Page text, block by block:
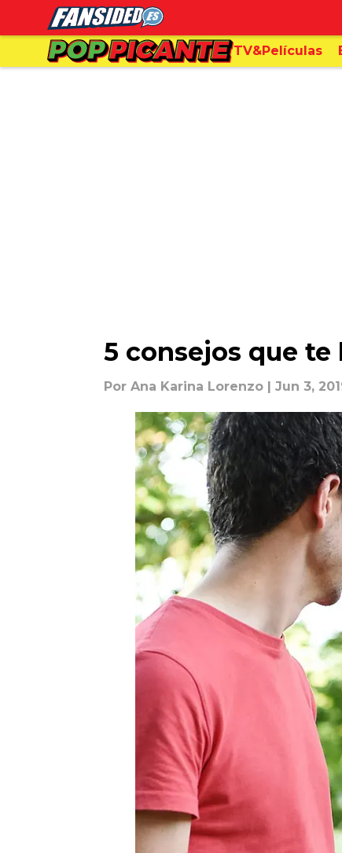
TV&Películas
5 consejos que
Por Ana Karina Lorenzo | Jun 3,